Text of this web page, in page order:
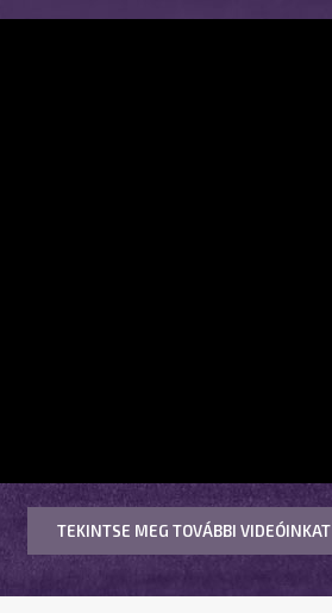
TEKINTSE MEG TOVÁBBI VIDEÓINKAT